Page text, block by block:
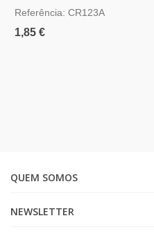
Referência: CR123A
1,85 €
QUEM SOMOS
NEWSLETTER